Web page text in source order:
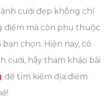
cưới đẹp không chỉ
điểm mà còn phụ thuộc
chọn. Hiện nay, có
cưới, hãy tham khảo bài
để tìm kiếm địa điểm